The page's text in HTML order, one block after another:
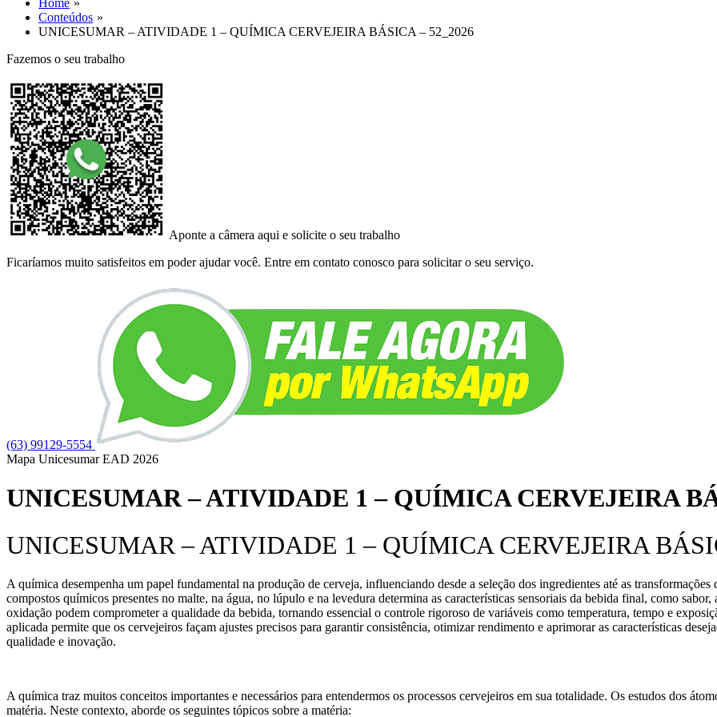
Home
Conteúdos
UNICESUMAR – ATIVIDADE 1 – QUÍMICA CERVEJEIRA BÁSICA – 52_2026
Fazemos o seu trabalho
Aponte a câmera aqui e solicite o seu trabalho
Ficaríamos muito satisfeitos em poder ajudar você. Entre em contato conosco para solicitar o seu serviço.
(63) 99129-5554
Mapa Unicesumar EAD 2026
UNICESUMAR – ATIVIDADE 1 – QUÍMICA CERVEJEIRA
UNICESUMAR – ATIVIDADE 1 – QUÍMICA CERVEJEIRA
A química desempenha um papel fundamental na produção de cerveja, influenciando desde a seleção dos ingredientes até as
compostos químicos presentes no malte, na água, no lúpulo e na levedura determina as características sensoriais da bebida final, como
oxidação podem comprometer a qualidade da bebida, tornando essencial o controle rigoroso de variáveis como temperatura, tempo e
aplicada permite que os cervejeiros façam ajustes precisos para garantir consistência, otimizar rendimento e aprimorar as características
qualidade e inovação.
A química traz muitos conceitos importantes e necessários para entendermos os processos cervejeiros em sua totalidade. Os estudos dos
matéria. Neste contexto, aborde os seguintes tópicos sobre a matéria: